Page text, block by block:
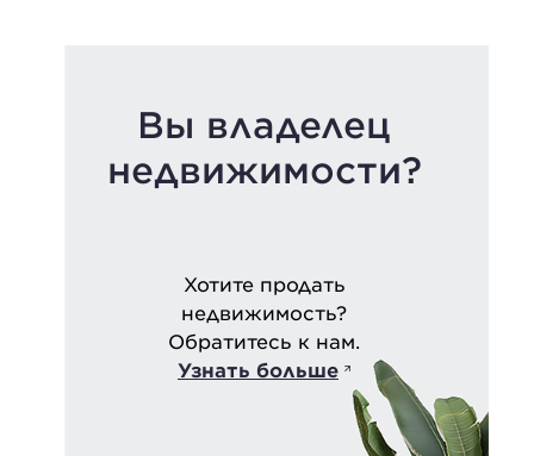
Вы владелец
недвижимости?
Хотите продать
недвижимость?
Обратитесь к нам.
Узнать больше